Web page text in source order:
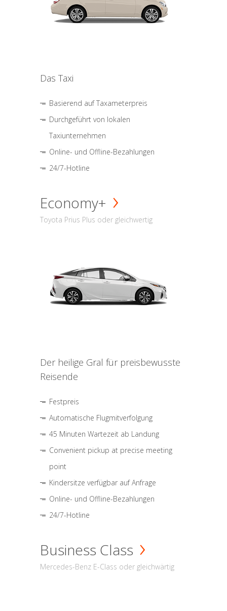
Das Taxi
Basierend auf Taxameterpreis
Durchgeführt von lokalen
Taxiunternehmen
Online- und Offline-Bezahlungen
24/7-Hotline
Economy+
Toyota Prius Plus oder gleichwertig
Der heilige Gral für preisbewusste
Reisende
Festpreis
Automatische Flugmitverfolgung
45 Minuten Wartezeit ab Landung
Convenient pickup at precise meeting
point
Kindersitze verfügbar auf Anfrage
Online- und Offline-Bezahlungen
24/7-Hotline
Business Class
Mercedes-Benz E-Class oder gleichwärtig